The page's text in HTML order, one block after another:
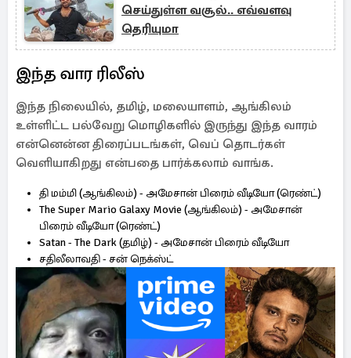
செய்துள்ள வசூல்.. எவ்வளவு
தெரியுமா
இந்த வார ரிலீஸ்
இந்த நிலையில், தமிழ், மலையாளம், ஆங்கிலம்
உள்ளிட்ட பல்வேறு மொழிகளில் இருந்து இந்த வாரம்
என்னென்ன திரைப்படங்கள், வெப் தொடர்கள்
வெளியாகிறது என்பதை பார்க்கலாம் வாங்க.
தி மம்மி (ஆங்கிலம்) - அமேசான் பிரைம் வீடியோ (ரெண்ட்)
The Super Mario Galaxy Movie (ஆங்கிலம்) - அமேசான்
பிரைம் வீடியோ (ரெண்ட்)
Satan - The Dark (தமிழ்) - அமேசான் பிரைம் வீடியோ
சதிலீலாவதி - சன் நெக்ஸ்ட்